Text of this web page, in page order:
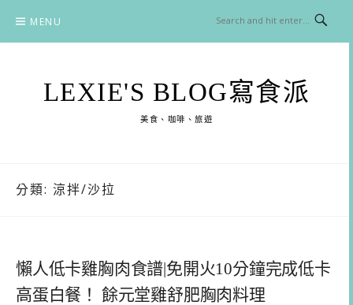
content
MENU
LEXIE'S BLOG寫食派
美食、咖啡、旅遊
分類: 涼拌/沙拉
懶人低卡雞胸肉食譜|免開火10分鐘完成低卡
高蛋白餐！ 餘元堂雞舒肥胸肉料理